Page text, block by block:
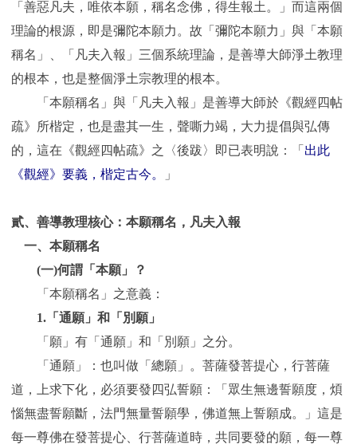
「善惡凡夫，唯依本願，稱名念佛，得生報土。」而這兩個
理論的根源，即是彌陀本願力。故「彌陀本願力」與「本願
稱名」、「凡夫入報」三個系統理論，是善導大師淨土教理
的根本，也是整個淨土宗教理的根本。
「本願稱名」與「凡夫入報」是善導大師於《觀經四帖
疏》所楷定，也是盡其一生，聲嘶力竭，大力提倡與弘傳
的，這在《觀經四帖疏》之〈後跋〉即已表明說：「 出此
《觀經》要義，楷定古今。
」
貳、善導教理核心：本願稱名，凡夫入報
一、本願稱名
(一)何謂「本願」？
「本願稱名」之意義：
1.「通願」和「別願」
「願」有「通願」和「別願」之分。
「通願」：也叫做「總願」。菩薩發菩提心，行菩薩
道，上求下化，必須要發四弘誓願：「眾生無邊誓願度，煩
惱無盡誓願斷，法門無量誓願學，佛道無上誓願成。」這是
每一尊佛在發菩提心、行菩薩道時，共同要發的願，每一尊